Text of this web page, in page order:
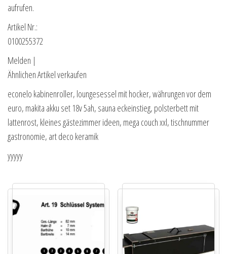
aufrufen.
Artikel Nr.:
0100255372
Melden |
Ähnlichen Artikel verkaufen
econelo kabinenroller, loungesessel mit hocker, währungen vor dem
euro, makita akku set 18v 5ah, sauna eckeinstieg, polsterbett mit
lattenrost, kleines gästezimmer ideen, mega couch xxl, tischnummer
gastronomie, art deco keramik
yyyyy